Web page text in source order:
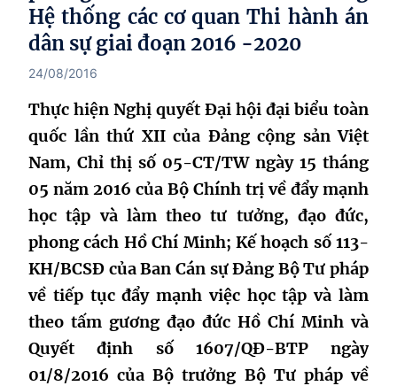
Hệ thống các cơ quan Thi hành án
dân sự giai đoạn 2016 -2020
24/08/2016
Thực hiện Nghị quyết Đại hội đại biểu toàn
quốc lần thứ XII của Đảng cộng sản Việt
Nam, Chỉ thị số 05-CT/TW ngày 15 tháng
05 năm 2016 của Bộ Chính trị về đẩy mạnh
học tập và làm theo tư tưởng, đạo đức,
phong cách Hồ Chí Minh; Kế hoạch số 113-
KH/BCSĐ của Ban Cán sự Đảng Bộ Tư pháp
về tiếp tục đẩy mạnh việc học tập và làm
theo tấm gương đạo đức Hồ Chí Minh và
Quyết định số 1607/QĐ-BTP ngày
01/8/2016 của Bộ trưởng Bộ Tư pháp về